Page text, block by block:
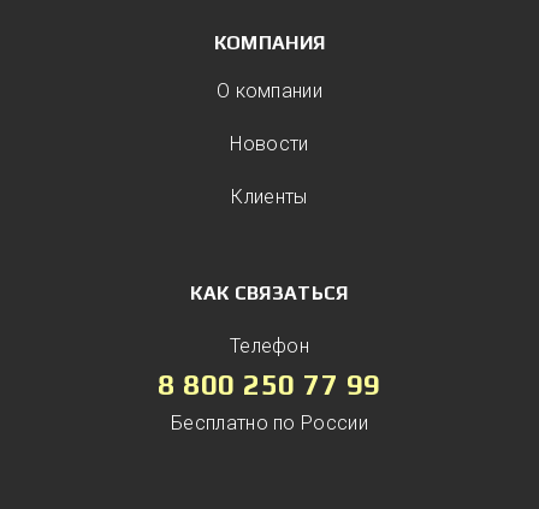
КОМПАНИЯ
О компании
Новости
Клиенты
КАК СВЯЗАТЬСЯ
Телефон
8 800 250 77 99
Бесплатно по России